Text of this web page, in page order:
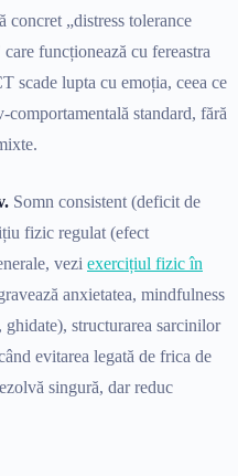
„distress tolerance
funcționează cu fereastra
scade lupta cu emoția, ceea ce
comportamentală standard, fără
Somn consistent (deficit de
fizic regulat (efect
vezi exercițiul fizic în
anxietatea, mindfulness
structurarea sarcinilor
evitarea legată de frica de
singură, dar reduc